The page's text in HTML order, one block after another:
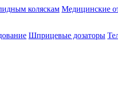
коляскам Медицинские
Шприцевые дозаторы